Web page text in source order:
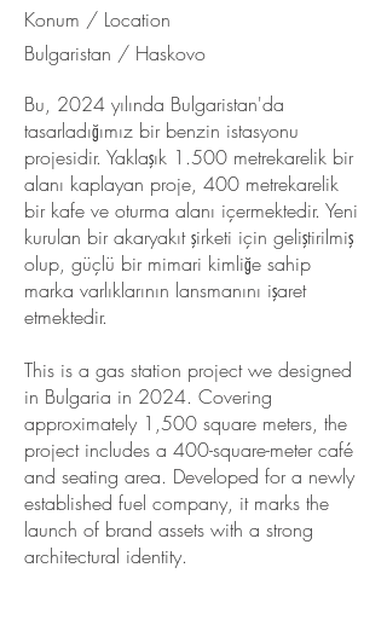
Konum / Location
Bulgaristan / Haskovo
Bu, 2024 yılında Bulgaristan'da
tasarladığımız bir benzin istasyonu
projesidir. Yaklaşık 1.500 metrekarelik bir
alanı kaplayan proje, 400 metrekarelik
bir kafe ve oturma alanı içermektedir. Yeni
kurulan bir akaryakıt şirketi için geliştirilmiş
olup, güçlü bir mimari kimliğe sahip
marka varlıklarının lansmanını işaret
etmektedir.
This is a gas station project we designed
in Bulgaria in 2024. Covering
approximately 1,500 square meters, the
project includes a 400-square-meter café
and seating area. Developed for a newly
established fuel company, it marks the
launch of brand assets with a strong
architectural identity.